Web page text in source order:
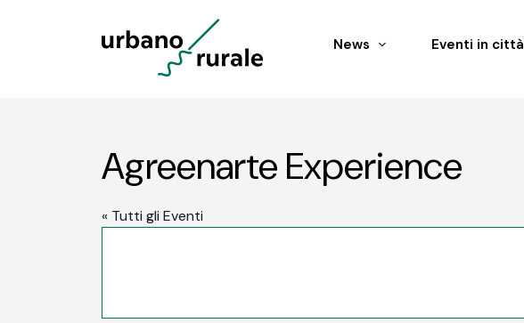
News Eventi in città
Agreenarte Experience
« Tutti gli Eventi